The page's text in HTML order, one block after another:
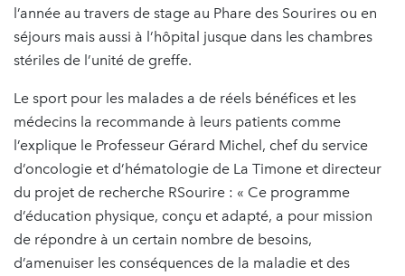
l’année au travers de stage au Phare des Sourires ou en
séjours mais aussi à l’hôpital jusque dans les chambres
stériles de l’unité de greffe.
Le sport pour les malades a de réels bénéfices et les
médecins la recommande à leurs patients comme
l’explique le Professeur Gérard Michel, chef du service
d’oncologie et d’hématologie de La Timone et directeur
du projet de recherche RSourire : « Ce programme
d’éducation physique, conçu et adapté, a pour mission
de répondre à un certain nombre de besoins,
d’amenuiser les conséquences de la maladie et des